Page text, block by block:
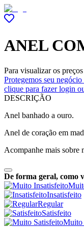
ANEL
Para visualizar os
Protegemos seu
clique para fazer login
DESCRIÇÃO
Anel banhado a ouro.
Anel de coração em
Acompanhe mais sobre
De forma geral, como
Insatisfeito
Regular
Satisfeito
Muito